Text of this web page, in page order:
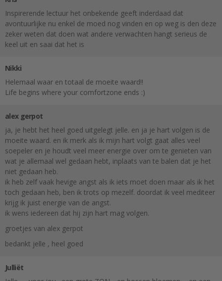
Inspirerende lectuur het onbekende geeft inderdaad dat
avontuurlijke nu enkel de moed nog vinden en op weg is den deze
zeker weten dat doen wat andere verwachten hangt serieus de
keel uit en saai dat het is
Nikki
Helemaal waar en totaal de moeite waard!!
Life begins where your comfortzone ends :)
alex gerpot
ja, je hebt het heel goed uitgelegt jelle. en ja je hart volgen is de
moeite waard. en ik merk als ik mijn hart volgt gaat alles veel
soepeler en je houdt veel meer energie over om te genieten van
wat je allemaal wel gedaan hebt, inplaats van te balen dat je het
niet gedaan heb.
ik heb zelf vaak hevige angst als ik iets moet doen maar als ik het
toch gedaan heb, ben ik trots op mezelf. doordat ik veel mediteer
krijg ik juist energie van de angst.
ik wens iedereen dat hij zijn hart mag volgen.
groetjes van alex gerpot
bedankt jelle , heel goed
Julliët